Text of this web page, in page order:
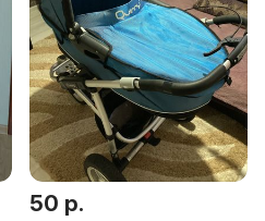
50 р.